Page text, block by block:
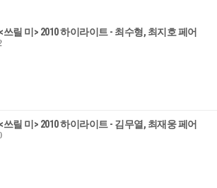
쓰릴 미> 2010 하이라이트 - 최수형, 최지호 페어
쓰릴 미> 2010 하이라이트 - 김무열, 최재웅 페어